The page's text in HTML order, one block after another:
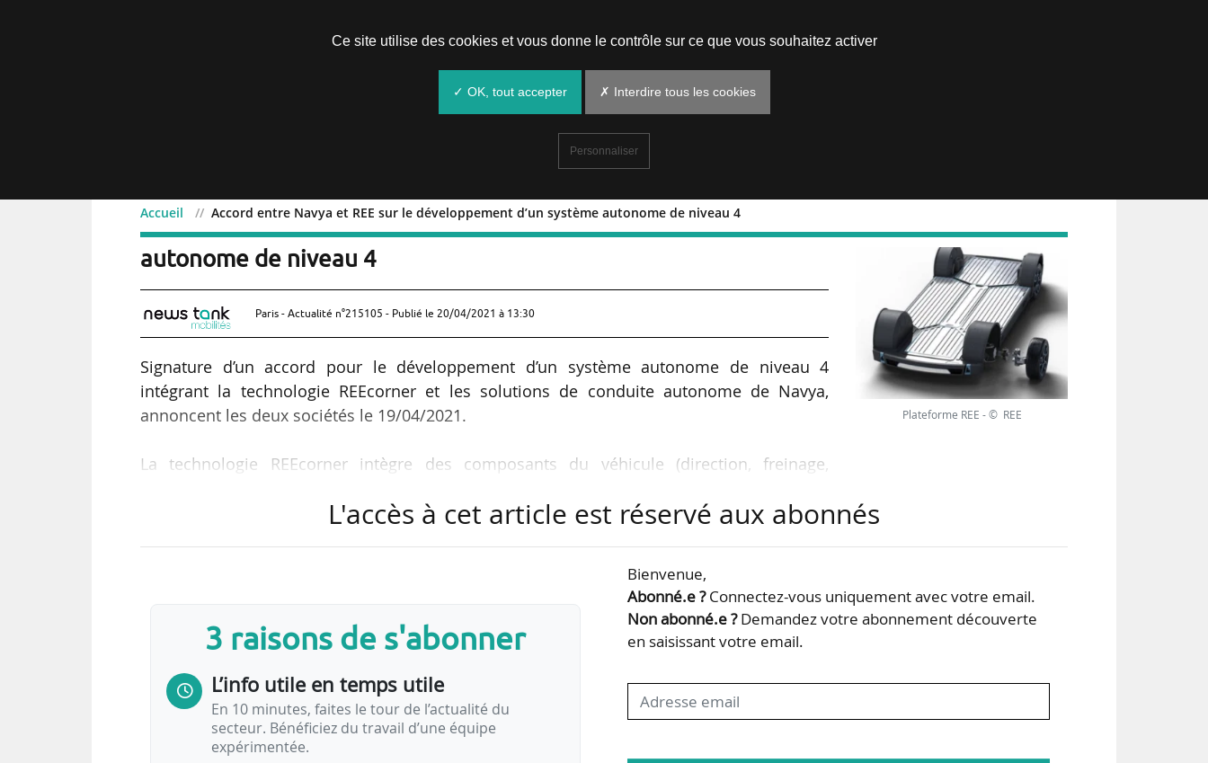
Accueil Accord entre Navya et REE sur le développement d’un système autonome de niveau 4
Accord entre Navya et REE sur le développement d’un système
autonome de niveau 4
Paris - Actualité n°215105 - Publié le 20/04/2021 à 13:30
Signature d’un accord pour le développement d’un système autonome de niveau 4
intégrant la technologie REEcorner et les solutions de conduite autonome de Navya,
annoncent les deux sociétés le 19/04/2021.
La technologie REEcorner intègre des composants du véhicule (direction, freinage,
taille et au design du véhicule, à la source d’énergie utilisée et au mode de conduite
« Développé par REE et piloté par Navya, le système autonome de niveau 4 nouvelle
génération présentera des avantages concurrentiels clés en matière de qualité, de coût et
de performance. Les principes de sécurité seront mis en œuvre sur la base d’exigences de
Plateforme REE - © REE
L'accès à cet article est réservé aux abonnés
3 raisons de s'abonner
L’info utile en temps utile
En 10 minutes, faites le tour de l’actualité du
secteur. Bénéficiez du travail d’une équipe
expérimentée.
Bienvenue,
Abonné.e ?Connectez-vous uniquement avec votre email.
Non abonné.e ?Demandez votre abonnement découverte
en saisissant votre email.
Ce site utilise des cookies et vous donne le contrôle sur ce que vous souhaitez activer
✓ OK, tout accepter ✗ Interdire tous les cookies
Personnaliser